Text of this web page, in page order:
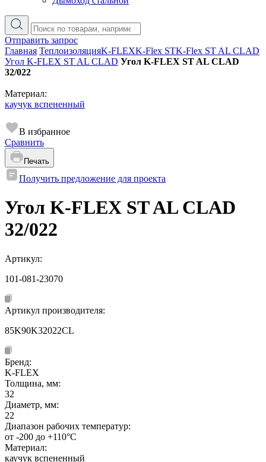
Отправить запрос
Главная ТеплоизоляцияK-FLEXK-Flex STK-Flex ST AL CLAD
Угол K-FLEX ST AL CLAD Угол K-FLEX ST AL CLAD
32/022
Материал:
каучук вспененный
В избранное
Сравнить
Печать
Получить предложение для проекта
Угол K-FLEX ST AL CLAD
32/022
Артикул:
101-081-23070
Артикул производителя:
85K90K32022CL
Бренд:
K-FLEX
Толщина, мм:
32
Диаметр, мм:
22
Диапазон рабочих температур:
от -200 до +110°C
Материал:
каучук вспененный